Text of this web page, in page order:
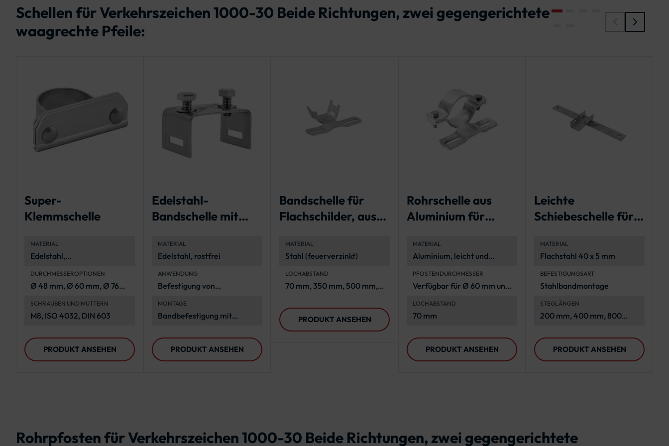
Schellen für Verkehrszeichen 1000-30 Beide Richtungen, zwei gegengerichtete
waagrechte Pfeile:
Super-
Klemmschelle
MATERIAL
Edelstahl,
DURCHMESSEROPTIONEN
Ø 48 mm, Ø 60 mm, Ø 76
SCHRAUBEN UND MUTTERN
M8, ISO 4032, DIN 603
PRODUKT ANSEHEN
Edelstahl-
Bandschelle mit
MATERIAL
Edelstahl, rostfrei
ANWENDUNG
Befestigung von
MONTAGE
Bandbefestigung mit
PRODUKT ANSEHEN
Bandschelle für
Flachschilder, aus
MATERIAL
Stahl (feuerverzinkt)
LOCHABSTAND
70 mm, 350 mm, 500 mm,
PRODUKT ANSEHEN
Rohrschelle aus
Aluminium für
Verkehrszeichen
MATERIAL
Aluminium, leicht und
PFOSTENDURCHMESSER
Verfügbar für Ø 60 mm und
LOCHABSTAND
70 mm
PRODUKT ANSEHEN
Leichte
Schiebeschelle für
MATERIAL
Flachstahl 40 x 5 mm
BEFESTIGUNGSART
Stahlbandmontage
STEGLÄNGEN
200 mm, 400 mm, 800
PRODUKT ANSEHEN
Rohrpfosten für Verkehrszeichen 1000-30 Beide Richtungen, zwei gegengerichtete